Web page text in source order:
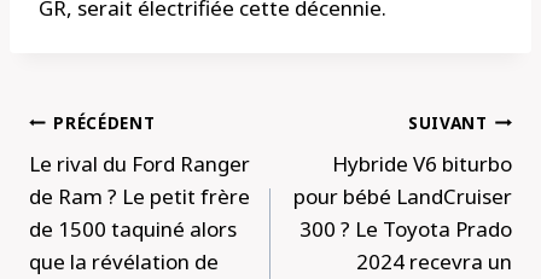
GR, serait électrifiée cette décennie.
Navigation
de
l’article
PRÉCÉDENT
Le rival du Ford Ranger
de Ram ? Le petit frère
de 1500 taquiné alors
que la révélation de
SUIVANT
Hybride V6 biturbo
pour bébé LandCruiser
300 ? Le Toyota Prado
2024 recevra un